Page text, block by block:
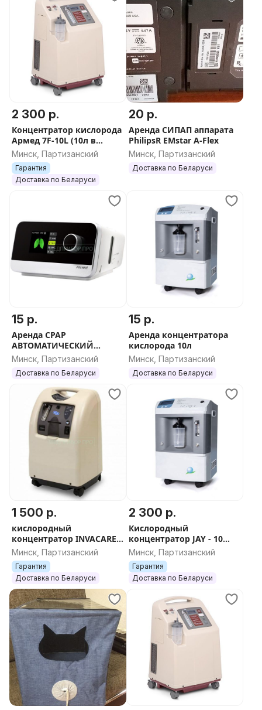
2 300 р.
Концентратор кислорода
Армед 7F-10L (10л в
минуту)
Минск, Партизанский
Гарантия
Доставка по Беларуси
20 р.
Аренда СИПАП аппарата
PhilipsR EMstar A-Flex
Минск, Партизанский
Доставка по Беларуси
15 р.
Аренда CPAP
АВТОМАТИЧЕСКИЙ
RESVENT IBREEZE 20A
Минск, Партизанский
Доставка по Беларуси
15 р.
Аренда концентратора
кислорода 10л
Минск, Партизанский
Доставка по Беларуси
1 500 р.
кислородный
концентратор INVACARE
PERFECTO2
Минск, Партизанский
Гарантия
Доставка по Беларуси
2 300 р.
Кислородный
концентратор JAY - 10
Longfian б/у
Минск, Партизанский
Гарантия
Доставка по Беларуси